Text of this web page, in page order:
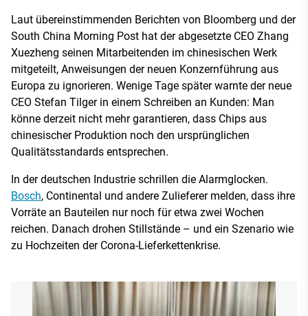
Laut übereinstimmenden Berichten von Bloomberg und der
South China Morning Post hat der abgesetzte CEO Zhang
Xuezheng seinen Mitarbeitenden im chinesischen Werk
mitgeteilt, Anweisungen der neuen Konzernführung aus
Europa zu ignorieren. Wenige Tage später warnte der neue
CEO Stefan Tilger in einem Schreiben an Kunden: Man
könne derzeit nicht mehr garantieren, dass Chips aus
chinesischer Produktion noch den ursprünglichen
Qualitätsstandards entsprechen.
In der deutschen Industrie schrillen die Alarmglocken.
Bosch, Continental und andere Zulieferer melden, dass ihre
Vorräte an Bauteilen nur noch für etwa zwei Wochen
reichen. Danach drohen Stillstände – und ein Szenario wie
zu Hochzeiten der Corona-Lieferkettenkrise.